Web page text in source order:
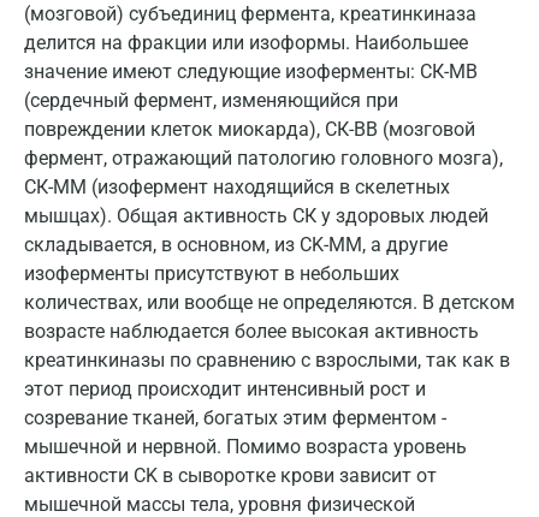
(мозговой) субъединиц фермента, креатинкиназа
делится на фракции или изоформы. Наибольшее
значение имеют следующие изоферменты: СК-МВ
(сердечный фермент, изменяющийся при
повреждении клеток миокарда), СК-ВВ (мозговой
фермент, отражающий патологию головного мозга),
СК-ММ (изофермент находящийся в скелетных
мышцах). Общая активность СК у здоровых людей
складывается, в основном, из CK-ММ, а другие
изоферменты присутствуют в небольших
количествах, или вообще не определяются. В детском
возрасте наблюдается более высокая активность
креатинкиназы по сравнению с взрослыми, так как в
этот период происходит интенсивный рост и
созревание тканей, богатых этим ферментом -
мышечной и нервной. Помимо возраста уровень
активности CK в сыворотке крови зависит от
мышечной массы тела, уровня физической
Волжский
Вологда
Воронеж
Всеволожск
Гатчина
Геленджик
Голубое
Дзержинск
Дзержинский
Дмитров
Долгопрудный